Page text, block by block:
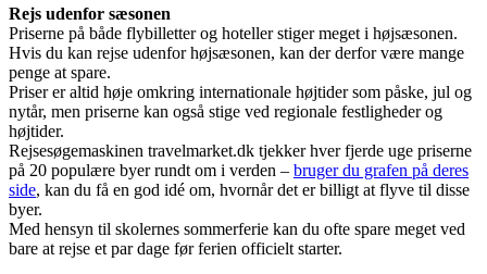
Rejs udenfor sæsonen
Priserne på både flybilletter og hoteller stiger meget i højsæsonen.
Hvis du kan rejse udenfor højsæsonen, kan der derfor være mange
penge at spare.
Priser er altid høje omkring internationale højtider som påske, jul og
nytår, men priserne kan også stige ved regionale festligheder og
højtider.
Rejsesøgemaskinen travelmarket.dk tjekker hver fjerde uge priserne
på 20 populære byer rundt om i verden – bruger du grafen på deres
side, kan du få en god idé om, hvornår det er billigt at flyve til disse
byer.
Med hensyn til skolernes sommerferie kan du ofte spare meget ved
bare at rejse et par dage før ferien officielt starter.